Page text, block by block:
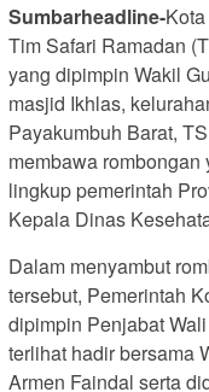
Sumbarheadline-
Tim Safari Ramadan
yang dipimpin Wakil
masjid Ikhlas,
Payakumbuh Barat,
membawa
lingkup pemerintah
Kepala Dinas
Dalam menyambut
tersebut, Pemerintah
dipimpin Penjabat
terlihat hadir bersama
Armen Faindal serta